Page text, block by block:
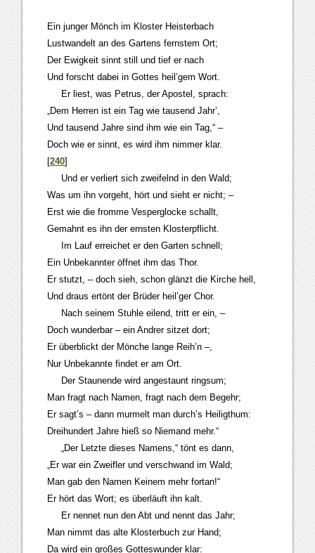
Ein junger Mönch im Kloster Heisterbach
Lustwandelt an des Gartens fernstem Ort;
Der Ewigkeit sinnt still und tief er nach
Und forscht dabei in Gottes heil’gem Wort.
Er liest, was Petrus, der Apostel, sprach:
„Dem Herren ist ein Tag wie tausend Jahr’,
Und tausend Jahre sind ihm wie ein Tag,“ –
Doch wie er sinnt, es wird ihm nimmer klar.
[240]
Und er verliert sich zweifelnd in den Wald;
Was um ihn vorgeht, hört und sieht er nicht; –
Erst wie die fromme Vesperglocke schallt,
Gemahnt es ihn der ernsten Klosterpflicht.
Im Lauf erreichet er den Garten schnell;
Ein Unbekannter öffnet ihm das Thor.
Er stutzt, – doch sieh, schon glänzt die Kirche hell,
Und draus ertönt der Brüder heil’ger Chor.
Nach seinem Stuhle eilend, tritt er ein, –
Doch wunderbar – ein Andrer sitzet dort;
Er überblickt der Mönche lange Reih’n –,
Nur Unbekannte findet er am Ort.
Der Staunende wird angestaunt ringsum;
Man fragt nach Namen, fragt nach dem Begehr;
Er sagt’s – dann murmelt man durch’s Heiligthum:
Dreihundert Jahre hieß so Niemand mehr.“
„Der Letzte dieses Namens,“ tönt es dann,
„Er war ein Zweifler und verschwand im Wald;
Man gab den Namen Keinem mehr fortan!“
Er hört das Wort; es überläuft ihn kalt.
Er nennet nun den Abt und nennt das Jahr;
Man nimmt das alte Klosterbuch zur Hand;
Da wird ein großes Gotteswunder klar: